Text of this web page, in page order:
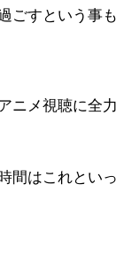
ごすという事も
ニメ視聴に全力
間はこれといっ